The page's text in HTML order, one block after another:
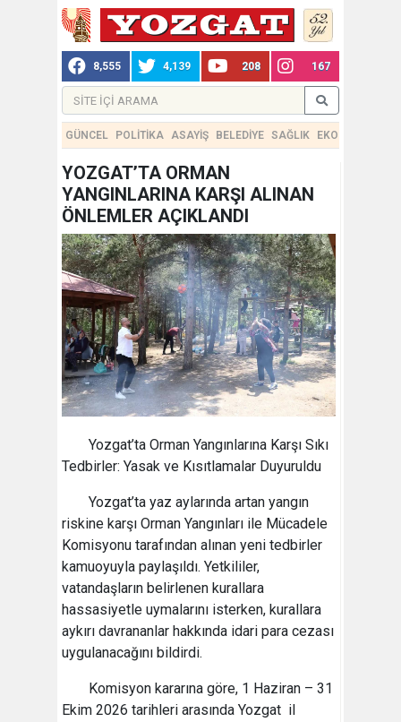
8,555 4,139 208 167
GÜNCEL POLİTİKA ASAYİŞ BELEDİYE SAĞLIK EKONOMİ
YOZGAT’TA ORMAN
YANGINLARINA KARŞI ALINAN
ÖNLEMLER AÇIKLANDI
Yozgat’ta Orman Yangınlarına Karşı Sıkı
Tedbirler: Yasak ve Kısıtlamalar Duyuruldu
Yozgat’ta yaz aylarında artan yangın
riskine karşı Orman Yangınları ile Mücadele
Komisyonu tarafından alınan yeni tedbirler
kamuoyuyla paylaşıldı. Yetkililer,
vatandaşların belirlenen kurallara
hassasiyetle uymalarını isterken, kurallara
aykırı davrananlar hakkında idari para cezası
uygulanacağını bildirdi.
Komisyon kararına göre, 1 Haziran – 31
Ekim 2026 tarihleri arasında Yozgat il